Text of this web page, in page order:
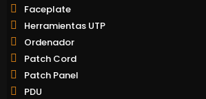
Faceplate
Herramientas UTP
Ordenador
Patch Cord
Patch Panel
PDU